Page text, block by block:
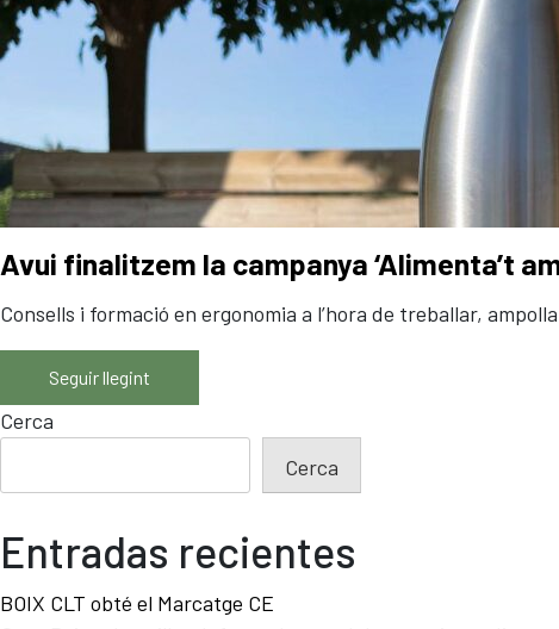
Avui finalitzem la campanya ‘Alimenta’t
Consells i formació en ergonomia a l’hora de treballar,
Seguir llegint
Cerca
Cerca
Entradas recientes
BOIX CLT obté el Marcatge CE